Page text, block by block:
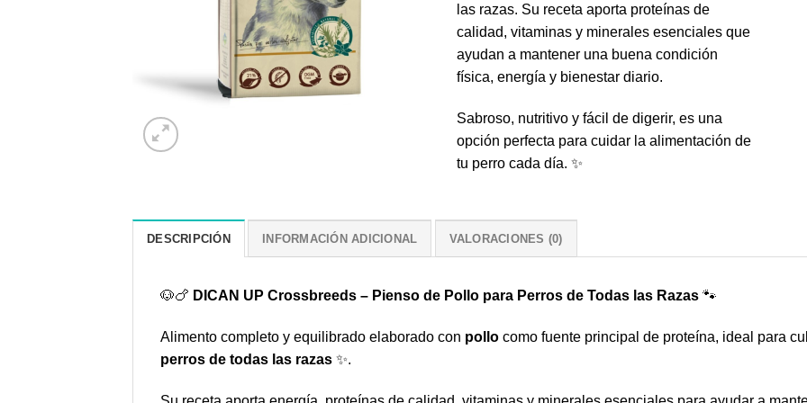
las razas. Su receta aporta proteínas de
calidad, vitaminas y minerales esenciales que
ayudan a mantener una buena condición
física, energía y bienestar diario.
Sabroso, nutritivo y fácil de digerir, es una
opción perfecta para cuidar la alimentación de
tu perro cada día. ✨
DESCRIPCIÓN INFORMACIÓN ADICIONAL VALORACIONES (0)
🐶🍗 DICAN UP Crossbreeds – Pienso de Pollo para Perros de Todas las Razas 🐾
Alimento completo y equilibrado elaborado con pollo como fuente principal de proteína, ideal para
perros de todas las razas ✨.